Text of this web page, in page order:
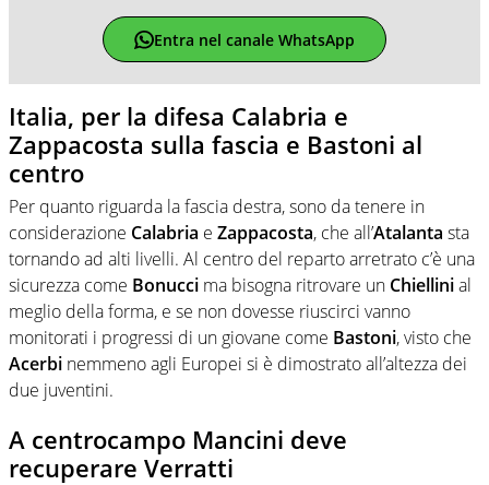
Entra nel canale WhatsApp
Italia, per la difesa Calabria e
Zappacosta sulla fascia e Bastoni al
centro
Per quanto riguarda la fascia destra, sono da tenere in
considerazione Calabria e Zappacosta, che all’Atalanta sta
tornando ad alti livelli. Al centro del reparto arretrato c’è una
sicurezza come Bonucci ma bisogna ritrovare un Chiellinial
meglio della forma, e se non dovesse riuscirci vanno
monitorati i progressi di un giovane come Bastoni, visto che
Acerbi nemmeno agli Europei si è dimostrato all’altezza dei
due juventini.
A centrocampo Mancini deve
recuperare Verratti